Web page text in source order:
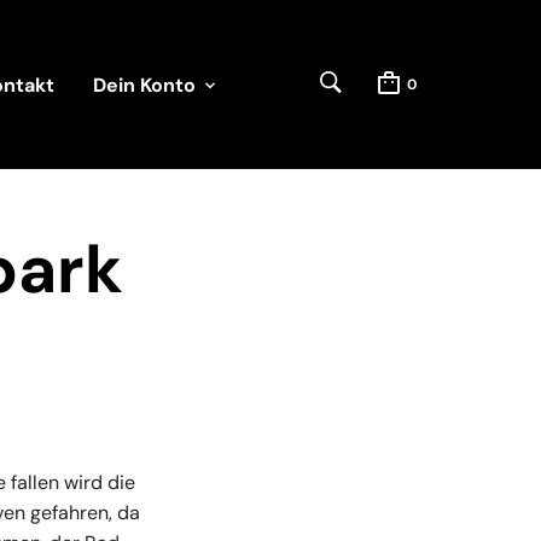
Dein Konto 0
fallen wird die
gefahren, da